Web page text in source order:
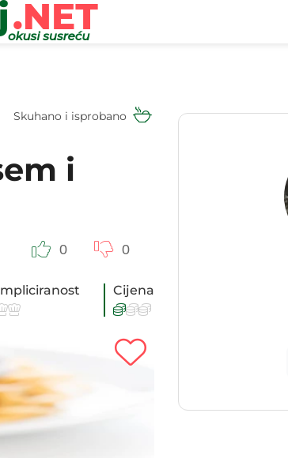
Skuhano i isprobano
i
0 0
Cijena


